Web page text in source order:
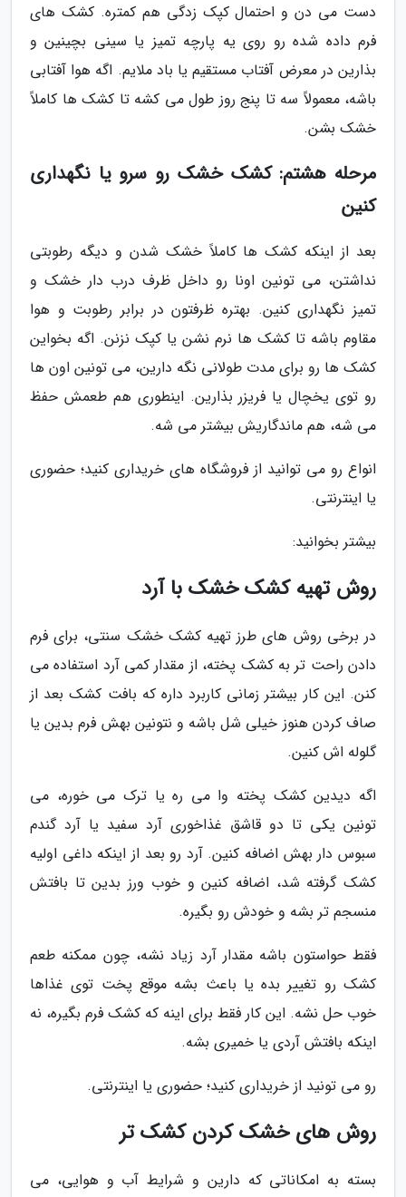
دست می دن و احتمال کپک زدگی هم کمتره. کشک های
فرم داده شده رو روی یه پارچه تمیز یا سینی بچینین و
بذارین در معرض آفتاب مستقیم یا باد ملایم. اگه هوا آفتابی
باشه، معمولاً سه تا پنج روز طول می کشه تا کشک ها کاملاً
خشک بشن.
مرحله هشتم: کشک خشک رو سرو یا نگهداری
کنین
بعد از اینکه کشک ها کاملاً خشک شدن و دیگه رطوبتی
نداشتن، می تونین اونا رو داخل ظرف درب دار خشک و
تمیز نگهداری کنین. بهتره ظرفتون در برابر رطوبت و هوا
مقاوم باشه تا کشک ها نرم نشن یا کپک نزنن. اگه بخواین
کشک ها رو برای مدت طولانی نگه دارین، می تونین اون ها
رو توی یخچال یا فریزر بذارین. اینطوری هم طعمش حفظ
می شه، هم ماندگاریش بیشتر می شه.
انواع رو می توانید از فروشگاه های خریداری کنید؛ حضوری
یا اینترنتی.
بیشتر بخوانید:
روش تهیه کشک خشک با آرد
در برخی روش های طرز تهیه کشک خشک سنتی، برای فرم
دادن راحت تر به کشک پخته، از مقدار کمی آرد استفاده می
کنن. این کار بیشتر زمانی کاربرد داره که بافت کشک بعد از
صاف کردن هنوز خیلی شل باشه و نتونین بهش فرم بدین یا
گلوله اش کنین.
اگه دیدین کشک پخته وا می ره یا ترک می خوره، می
تونین یکی تا دو قاشق غذاخوری آرد سفید یا آرد گندم
سبوس دار بهش اضافه کنین. آرد رو بعد از اینکه داغی اولیه
کشک گرفته شد، اضافه کنین و خوب ورز بدین تا بافتش
منسجم تر بشه و خودش رو بگیره.
فقط حواستون باشه مقدار آرد زیاد نشه، چون ممکنه طعم
کشک رو تغییر بده یا باعث بشه موقع پخت توی غذاها
خوب حل نشه. این کار فقط برای اینه که کشک فرم بگیره، نه
اینکه بافتش آردی یا خمیری بشه.
رو می تونید از خریداری کنید؛ حضوری یا اینترنتی.
روش های خشک کردن کشک تر
بسته به امکاناتی که دارین و شرایط آب و هوایی، می